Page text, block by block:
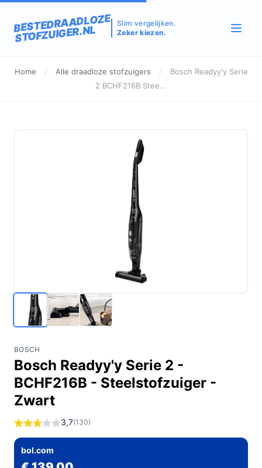
BESTEDRAADLOZE
STOFZUIGER.NL
Slim vergelijken.
Zeker kiezen.
Home / Alle draadloze stofzuigers /
Bosch Readyy'y Serie
2 BCHF216B Stee...
BOSCH
Bosch Readyy'y Serie 2 -
BCHF216B - Steelstofzuiger -
Zwart
3,7(130)
bol.com